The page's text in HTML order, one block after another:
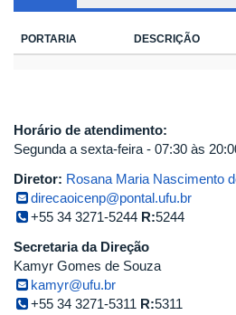
PORTARIA DESCRIÇÃO
Horário de atendimento:
Segunda a sexta-feira - 07:30 às
Diretor: Rosana Maria Nascimento
direcaoicenp@pontal.ufu.br
+55 34 3271-5244 R:5244
Secretaria da Direção
Kamyr Gomes de Souza
kamyr@ufu.br
+55 34 3271-5311 R:5311